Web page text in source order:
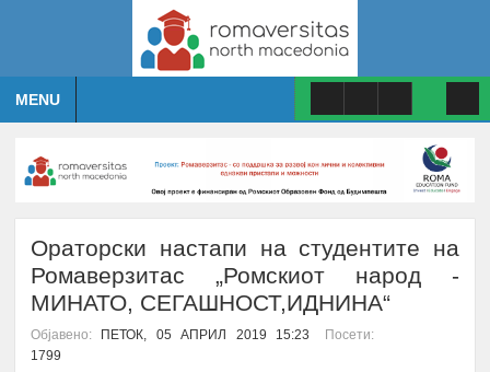
MENU
Ораторски настапи на студентите на
Ромаверзитас „Ромскиот народ -
МИНАТО, СЕГАШНОСТ,ИДНИНА“
Објавено: ПЕТОК, 05 АПРИЛ 2019 15:23
Посети:
1799